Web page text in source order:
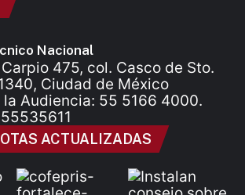
Nacional
475, col. Casco de Sto.
Ciudad de México
Audiencia: 55 5166 4000.
ACTUALIZADAS